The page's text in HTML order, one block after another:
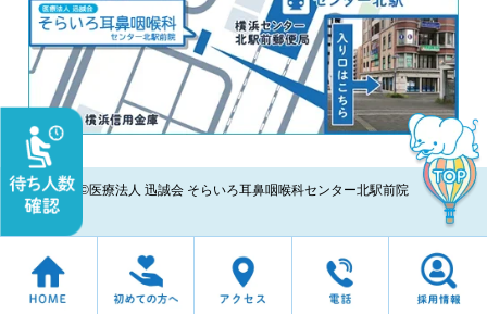
©医療法人 迅誠会 そらいろ耳鼻咽喉科センター北駅前院